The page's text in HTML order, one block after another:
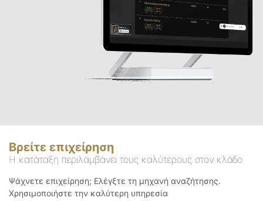
Βρείτε επιχείρηση
Η κατάταξη περιλαμβάνει τους καλύτερους στον κλάδο
Ψάχνετε επιχείρηση; Ελέγξτε τη μηχανή αναζήτησης.
Χρησιμοποιήστε την καλύτερη υπηρεσία